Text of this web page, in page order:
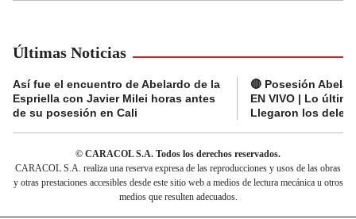
Últimas Noticias
Así fue el encuentro de Abelardo de la
Espriella con Javier Milei horas antes
de su posesión en Cali
🔴 Posesión
EN VIVO | Lo
Llegaron los
© CARACOL S.A. Todos los derechos reservados.
CARACOL S.A. realiza una reserva expresa de las reproducciones y usos de las obras
y otras prestaciones accesibles desde este sitio web a medios de lectura mecánica u otros
medios que resulten adecuados.